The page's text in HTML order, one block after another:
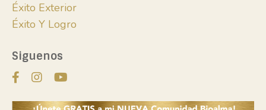
Éxito Exterior
Éxito Y Logro
Siguenos